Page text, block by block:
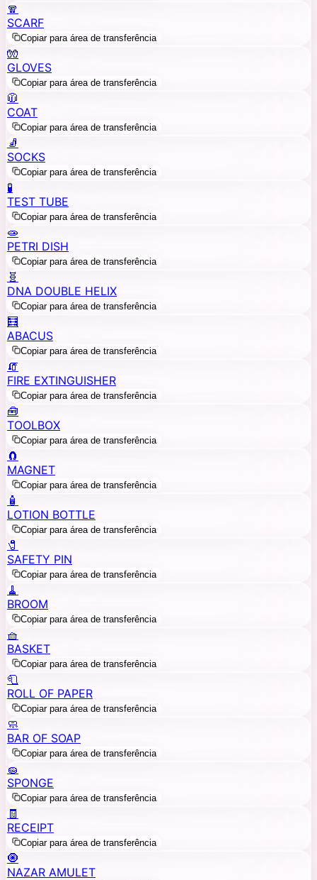
🧣
SCARF
Copiar para área de transferência
🧤
GLOVES
Copiar para área de transferência
🧥
COAT
Copiar para área de transferência
🧦
SOCKS
Copiar para área de transferência
🧪
TEST TUBE
Copiar para área de transferência
🧫
PETRI DISH
Copiar para área de transferência
🧬
DNA DOUBLE HELIX
Copiar para área de transferência
🧮
ABACUS
Copiar para área de transferência
🧯
FIRE EXTINGUISHER
Copiar para área de transferência
🧰
TOOLBOX
Copiar para área de transferência
🧲
MAGNET
Copiar para área de transferência
🧴
LOTION BOTTLE
Copiar para área de transferência
🧷
SAFETY PIN
Copiar para área de transferência
🧹
BROOM
Copiar para área de transferência
🧺
BASKET
Copiar para área de transferência
🧻
ROLL OF PAPER
Copiar para área de transferência
🧼
BAR OF SOAP
Copiar para área de transferência
🧽
SPONGE
Copiar para área de transferência
🧾
RECEIPT
Copiar para área de transferência
🧿
NAZAR AMULET